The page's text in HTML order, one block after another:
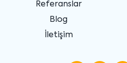
Referanslar
Blog
İletişim